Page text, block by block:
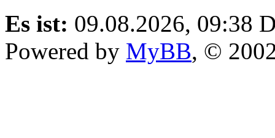
Es ist: 09.08.2026, 09:38
Powered by MyBB, ©